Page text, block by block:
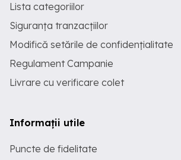
Lista categoriilor
Siguranța tranzacțiilor
Modifică setările de confidențialitate
Regulament Campanie
Livrare cu verificare colet
Informații utile
Puncte de fidelitate